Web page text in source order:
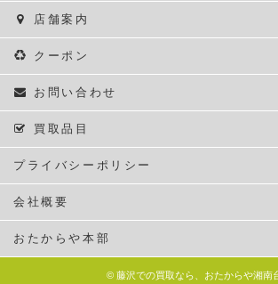
店舗案内
クーポン
お問い合わせ
買取品目
プライバシーポリシー
会社概要
おたからや本部
© 藤沢での買取なら、おたからや湘南